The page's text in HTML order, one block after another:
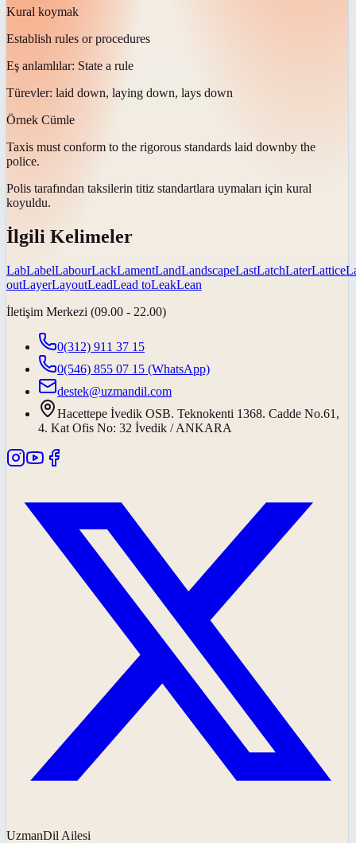
Kural koymak
Establish rules or procedures
Eş anlamlılar: State a rule
Türevler: laid down, laying down, lays down
Örnek Cümle
Taxis must conform to the rigorous standards laid downby the
police.
Polis tarafından taksilerin titiz standartlara uymaları için kural
koyuldu.
İlgili Kelimeler
LabLabelLabourLackLamentLandLandscapeLastLatchLaterLattice
outLayerLayoutLeadLead toLeakLean
İletişim Merkezi (09.00 - 22.00)
0(312) 911 37 15
0(546) 855 07 15 (WhatsApp)
destek@uzmandil.com
Hacettepe İvedik OSB. Teknokenti 1368. Cadde No.61,
4. Kat Ofis No: 32 İvedik / ANKARA
UzmanDil Ailesi